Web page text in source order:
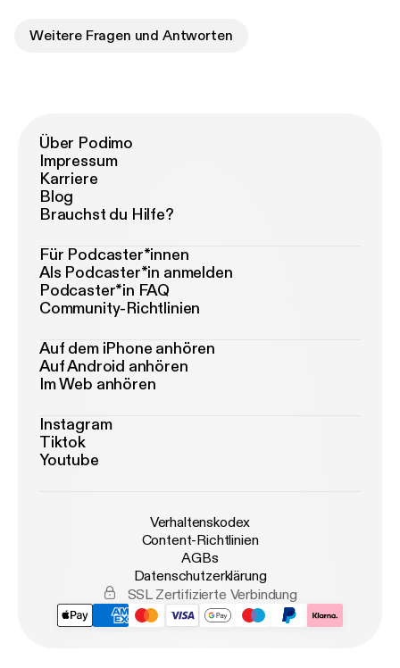
Weitere Fragen und Antworten
Über Podimo
Impressum
Karriere
Blog
Brauchst du Hilfe?
Für Podcaster*innen
Als Podcaster*in anmelden
Podcaster*in FAQ
Community-Richtlinien
Auf dem iPhone anhören
Auf Android anhören
Im Web anhören
Instagram
Tiktok
Youtube
Verhaltenskodex
Content-Richtlinien
AGBs
Datenschutzerklärung
SSL Zertifizierte Verbindung